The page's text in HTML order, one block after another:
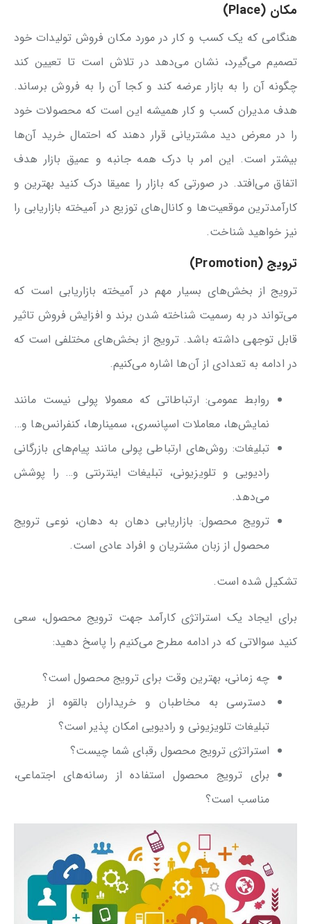
مکان (Place)
هنگامی که یک کسب و کار در مورد مکان فروش تولیدات خود
تصمیم می‌گیرد، نشان می‌دهد در تلاش است تا تعیین کند
چگونه آن را به بازار عرضه کند و کجا آن را به فروش برساند.
هدف مدیران کسب و کار همیشه این است که محصولات خود
را در معرض دید مشتریانی قرار دهند که احتمال خرید آن‌ها
بیشتر است. این امر با درک همه جانبه و عمیق بازار هدف
اتفاق می‌افتد. در صورتی که بازار را عمیقا درک کنید بهترین و
کارآمدترین موقعیت‌ها و کانال‌های توزیع در آمیخته بازاریابی را
نیز خواهید شناخت.
ترویج (Promotion)
ترویج از بخش‌های بسیار مهم در آمیخته بازاریابی است که
می‌تواند در به رسمیت شناخته شدن برند و افزایش فروش تاثیر
قابل توجهی داشته باشد. ترویج از بخش‌های مختلفی است که
در ادامه به تعدادی از آن‌ها اشاره می‌کنیم.
روابط عمومی: ارتباطاتی که معمولا پولی نیست مانند
نمایش‌ها، معاملات اسپانسری، سمینارها، کنفرانس‌ها و…
تبلیغات: روش‌های ارتباطی پولی مانند پیام‌های بازرگانی
رادیویی و تلویزیونی، تبلیغات اینترنتی و… را پوشش
می‌دهد.
ترویج محصول: بازاریابی دهان به دهان، نوعی ترویج
محصول از زبان مشتریان و افراد عادی است.
تشکیل شده است.
برای ایجاد یک استراتژی کارآمد جهت ترویج محصول، سعی
کنید سوالاتی که در ادامه مطرح می‌کنیم را پاسخ دهید:
چه زمانی، بهترین وقت برای ترویج محصول است؟
دسترسی به مخاطبان و خریداران بالقوه از طریق
تبلیغات تلویزیونی و رادیویی امکان پذیر است؟
استراتژی ترویج محصول رقبای شما چیست؟
برای ترویج محصول استفاده از رسانه‌های اجتماعی،
مناسب است؟